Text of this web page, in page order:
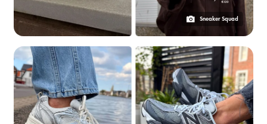
Sneaker Squad